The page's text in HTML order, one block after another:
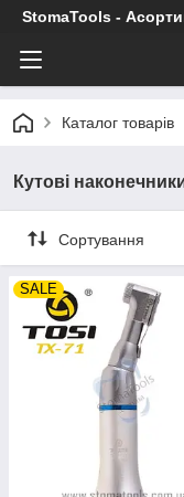
StomaTools -
Каталог товарів
Кутові
Сортування
SALE